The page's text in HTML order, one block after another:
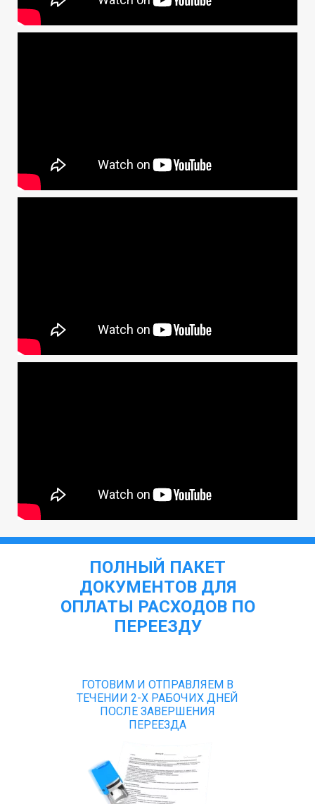
ПОЛНЫЙ ПАКЕТ
ДОКУМЕНТОВ ДЛЯ
ОПЛАТЫ РАСХОДОВ ПО
ПЕРЕЕЗДУ
ГОТОВИМ И ОТПРАВЛЯЕМ В
ТЕЧЕНИИ 2-Х РАБОЧИХ ДНЕЙ
ПОСЛЕ ЗАВЕРШЕНИЯ
ПЕРЕЕЗДА